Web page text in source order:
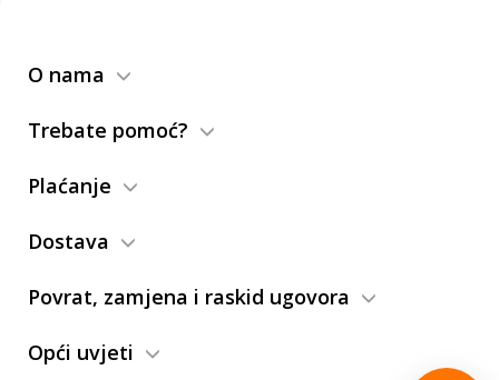
O nama
Trebate pomoć?
Plaćanje
Dostava
Povrat, zamjena i raskid ugovora
Opći uvjeti